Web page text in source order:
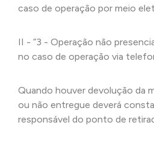
caso de operação por meio
II - “3 - Operação não
no caso de operação via
Quando houver devolução da
ou não entregue deverá
responsável do ponto de